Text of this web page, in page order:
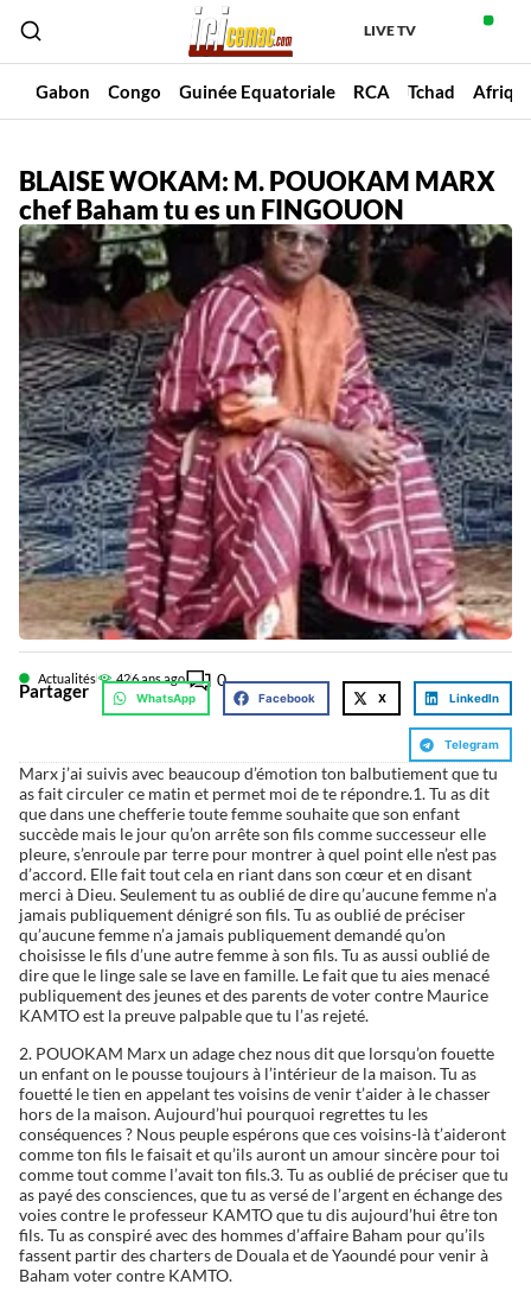
LIVE TV
Gabon Congo Guinée Equatoriale RCA Tchad
BLAISE WOKAM: M. POUOKAM MARX
chef Baham tu es un FINGOUON
Actualités 426 ans ago 0
Partager WhatsApp Facebook X LinkedIn
Telegram
Marx j’ai suivis avec beaucoup d’émotion ton balbutiement que tu
as fait circuler ce matin et permet moi de te répondre.1. Tu as dit
que dans une chefferie toute femme souhaite que son enfant
succède mais le jour qu’on arrête son fils comme successeur elle
pleure, s’enroule par terre pour montrer à quel point elle n’est pas
d’accord. Elle fait tout cela en riant dans son cœur et en disant
merci à Dieu. Seulement tu as oublié de dire qu’aucune femme n’a
jamais publiquement dénigré son fils. Tu as oublié de préciser
qu’aucune femme n’a jamais publiquement demandé qu’on
choisisse le fils d’une autre femme à son fils. Tu as aussi oublié de
dire que le linge sale se lave en famille. Le fait que tu aies menacé
publiquement des jeunes et des parents de voter contre Maurice
KAMTO est la preuve palpable que tu l’as rejeté.
2. POUOKAM Marx un adage chez nous dit que lorsqu’on fouette
un enfant on le pousse toujours à l’intérieur de la maison. Tu as
fouetté le tien en appelant tes voisins de venir t’aider à le chasser
hors de la maison. Aujourd’hui pourquoi regrettes tu les
conséquences ? Nous peuple espérons que ces voisins-là t’aideront
comme ton fils le faisait et qu’ils auront un amour sincère pour toi
comme tout comme l’avait ton fils.3. Tu as oublié de préciser que tu
as payé des consciences, que tu as versé de l’argent en échange des
voies contre le professeur KAMTO que tu dis aujourd’hui être ton
fils. Tu as conspiré avec des hommes d’affaire Baham pour qu’ils
fassent partir des charters de Douala et de Yaoundé pour venir à
Baham voter contre KAMTO.